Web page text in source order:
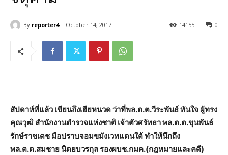
By reporter4 October 14, 2017 0
14155
สัปดาห์ที่แล้ว เขียนถึงเฮียหนวด ว่าที่พล.ต.ต.วีระพันธ์ ทันใจ ผู้ทรง
คุณวุฒิ สำนักงานตำรวจแห่งชาติ เจ้าตัวศรัทธา พล.ต.ต.ขุนพันธ์
รักษ์ราชเดช มือปราบจอมขมังเวทแดนใต้ ทำให้นึกถึง
พล.ต.ต.สมชาย นิตยบวรกุล รองผบช.กมค.(กฎหมายและคดี)